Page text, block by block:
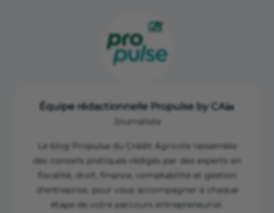
Équipe rédactionnelle Propulse by CA
Journaliste
Le blog Propulse du Crédit Agricole rassemble
des conseils pratiques rédigés par des experts en
fiscalité, droit, finance, comptabilité et gestion
d'entreprise, pour vous accompagner à chaque
étape de votre parcours entrepreneurial.